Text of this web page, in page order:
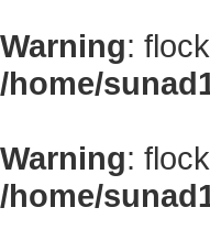
Warning:
/home/
Warning:
/home/